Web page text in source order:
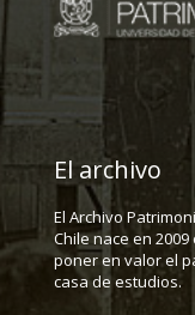
El archivo
El Archivo
Chile nace en
poner en valor el
casa de estudios.